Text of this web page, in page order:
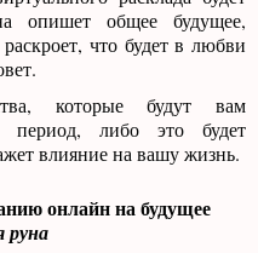
опишет общее будущее,
что будет в любви
которые будут вам
период, либо это будет
влияние на вашу жизнь.
онлайн на будущее
руна